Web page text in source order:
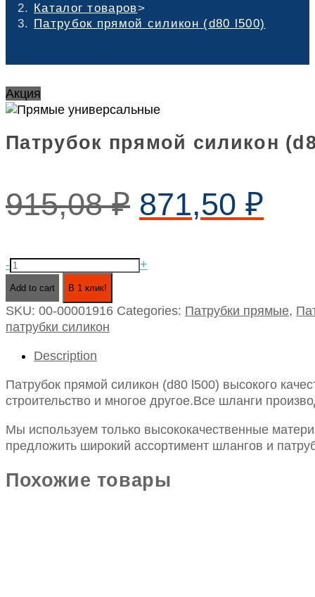
Каталог товаров>
Патрубок прямой силикон (d80 l500)
Акция
Патрубок прямой силикон
915,08₽ 871,50 ₽
Патрубок
(d80
l500)
- +
Add to cart В 1 клик!
SKU: 00-00001916 Categories: Патрубки прямые,
патрубки силикон
Description
Патрубок прямой силикон (d80 l500) высокого
строительство и многое другое.Все шланги
Мы используем только высококачественные
предложить широкий ассортимент шлангов и
Похожие товары